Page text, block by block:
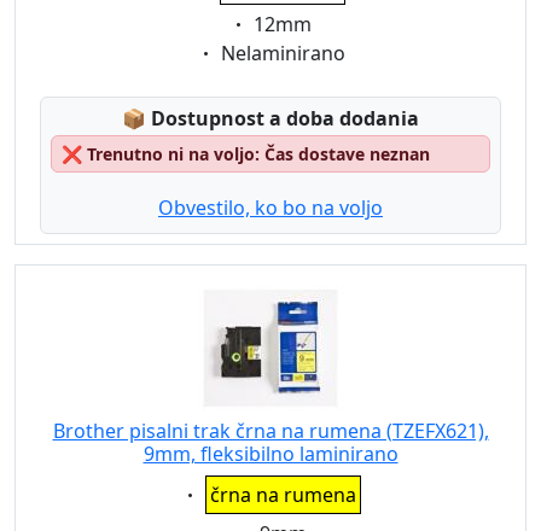
Eigenschaft:
12mm
Eigenschaft:
Nelaminirano
📦 Lagerstatus:
Dostupnost a doba dodania
❌ Trenutno ni na voljo: Čas dostave neznan
Obvestilo, ko bo na voljo
Brother pisalni trak črna na rumena (TZEFX621),
9mm, fleksibilno laminirano
Eigenschaft:
črna na rumena